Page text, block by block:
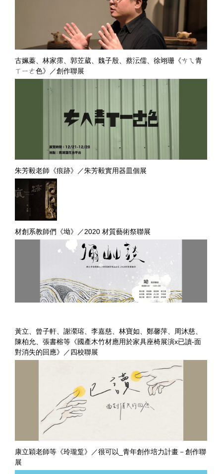
古姵蓁、林家霈、郭苙葳、魏子殷、蔡沄儒、徐翊珊《ㄘㄟ青
ㄒㄧㄜ色》／創作聯展
朱芳毅老師《痕跡》／朱芳毅實用器皿個展
材創系教師們《坳》／2020 材質藝術祭聯展
黃立、曾子軒、謝瀠瑢、李嘉慈、林寶如、鄭馨萍、周沐慈、
陳柏允、張書榕等《國產木竹材應用於家具座椅展演x已讀-面
對消失的回應》／四校聯展
康立穎老師等《玲瓏踅》／很可以_青年創作培力計畫－創作聯
展